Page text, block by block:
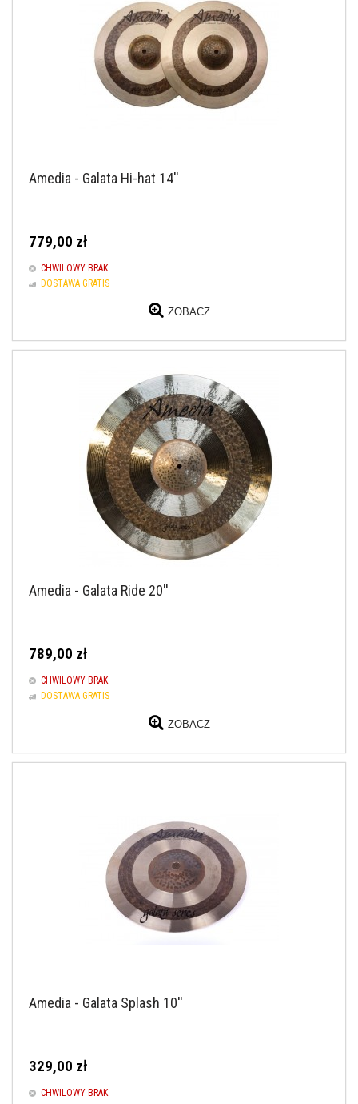
Amedia - Galata Hi-hat 14''
779,00 zł
CHWILOWY BRAK
DOSTAWA GRATIS
ZOBACZ
Amedia - Galata Ride 20''
789,00 zł
CHWILOWY BRAK
DOSTAWA GRATIS
ZOBACZ
Amedia - Galata Splash 10''
329,00 zł
CHWILOWY BRAK